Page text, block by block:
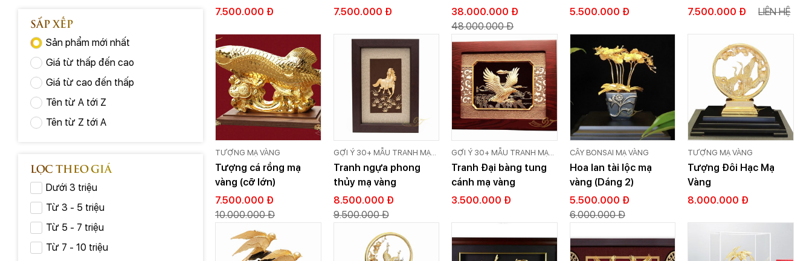
7.500.000 Đ
7.500.000 Đ
38.000.000 Đ
48.000.000 Đ
5.500.000 Đ
7.500.000 Đ
LIÊN HỆ
TƯỢNG MẠ VÀNG
Tượng cá rồng mạ
vàng (cỡ lớn)
7.500.000 Đ
10.000.000 Đ
GỢI Ý 30+ MẪU TRANH MẠ
VÀNG 24K CAO CẤP GOLD
VIỆT
Tranh ngựa phong
thủy mạ vàng
8.500.000 Đ
9.500.000 Đ
GỢI Ý 30+ MẪU TRANH MẠ
VÀNG 24K CAO CẤP GOLD
VIỆT
Tranh Đại bàng tung
cánh mạ vàng
3.500.000 Đ
CÂY BONSAI MẠ VÀNG
Hoa lan tài lộc mạ
vàng (Dáng 2)
5.500.000 Đ
6.000.000 Đ
TƯỢNG MẠ VÀNG
Tượng Đôi Hạc Mạ
Vàng
8.000.000 Đ
SẮP XẾP
Sản phẩm mới nhất
Giá từ thấp đến cao
Giá từ cao đến thấp
Tên từ A tới Z
Tên từ Z tới A
LỌC THEO GIÁ
Dưới 3 triệu
Từ 3 - 5 triệu
Từ 5 - 7 triệu
Từ 7 - 10 triệu